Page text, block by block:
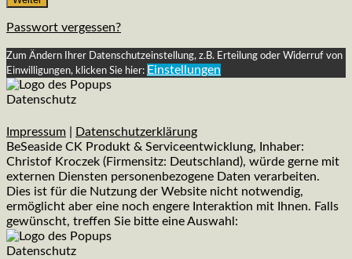
Passwort vergessen?
Zum Ändern Ihrer Datenschutzeinstellung, z.B. Erteilung oder Widerruf von
Einwilligungen, klicken Sie hier: Einstellungen
Datenschutz
Impressum
Datenschutzerklärung
BeSeaside CK Produkt & Serviceentwicklung, Inhaber:
Christof Kroczek (Firmensitz: Deutschland), würde gerne mit
externen Diensten personenbezogene Daten verarbeiten.
Dies ist für die Nutzung der Website nicht notwendig,
ermöglicht aber eine noch engere Interaktion mit Ihnen. Falls
gewünscht, treffen Sie bitte eine Auswahl:
Datenschutz